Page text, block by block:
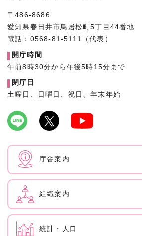
〒486-8686
愛知県春日井市鳥居松町5丁目44番地
電話：0568-81-5111（代表）
開庁時間
午前8時30分から午後5時15分まで
閉庁日
土曜日、日曜日、祝日、年末年始
庁舎案内
組織案内
統計・人口